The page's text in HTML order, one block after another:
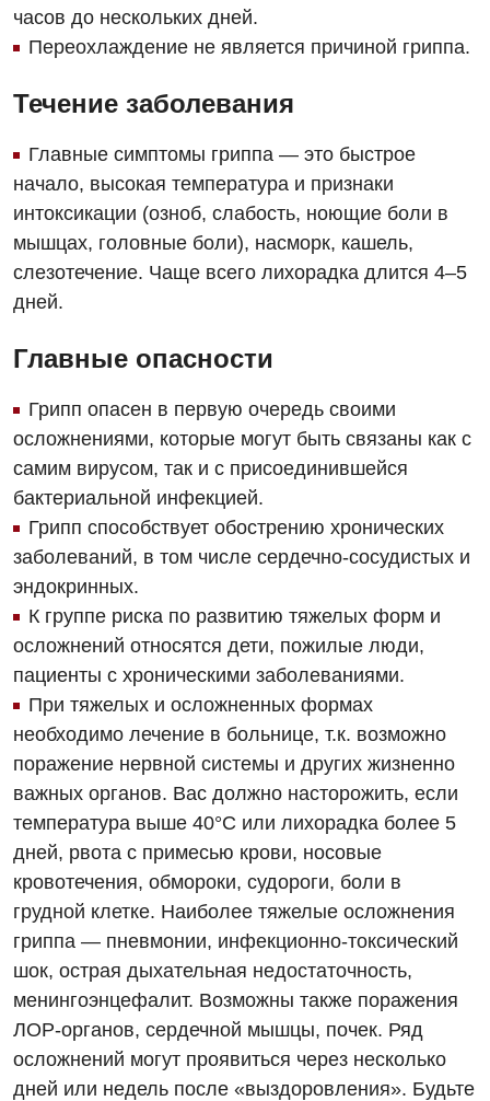
Вакансии
Мероприятия БПР
Энциклопедия
Отзывы
Видео
Диагностика
Диагностическое отделение
Инструментальная диагностика
УЗИ
Эндоскопическое отделение
Для взрослых
Акушерство и гинекология
Аллергология, иммунология
Андрология
Бесплатные услуги
Вакцинация
Гастроэнтерология
Гематология
Дерматовенерология
Диетология
Кардиология
Маммология
Медицинская психология
Неврология
Онкологическое отделение
Национальный скрининг здоровья 40+
Украинский
часов до нескольких дней.
Переохлаждение не является причиной гриппа.
Течение заболевания
Главные симптомы гриппа — это быстрое
начало, высокая температура и признаки
интоксикации (озноб, слабость, ноющие боли в
мышцах, головные боли), насморк, кашель,
слезотечение. Чаще всего лихорадка длится 4–5
дней.
Главные опасности
Грипп опасен в первую очередь своими
осложнениями, которые могут быть связаны как с
самим вирусом, так и с присоединившейся
бактериальной инфекцией.
Грипп способствует обострению хронических
заболеваний, в том числе сердечно-сосудистых и
эндокринных.
К группе риска по развитию тяжелых форм и
осложнений относятся дети, пожилые люди,
пациенты с хроническими заболеваниями.
При тяжелых и осложненных формах
необходимо лечение в больнице, т.к. возможно
поражение нервной системы и других жизненно
важных органов. Вас должно насторожить, если
температура выше 40°C или лихорадка более 5
дней, рвота с примесью крови, носовые
кровотечения, обмороки, судороги, боли в
грудной клетке. Наиболее тяжелые осложнения
гриппа — пневмонии, инфекционно-токсический
шок, острая дыхательная недостаточность,
менингоэнцефалит. Возможны также поражения
ЛОР-органов, сердечной мышцы, почек. Ряд
осложнений могут проявиться через несколько
дней или недель после «выздоровления». Будьте